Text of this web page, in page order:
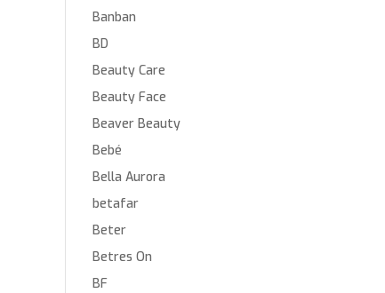
Banban
BD
Beauty Care
Beauty Face
Beaver Beauty
Bebé
Bella Aurora
betafar
Beter
Betres On
BF